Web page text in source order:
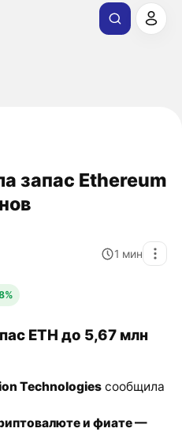
запас Ethereum
1 мин
ETH до 5,67 млн
Technologiesсообщила
и фиате —